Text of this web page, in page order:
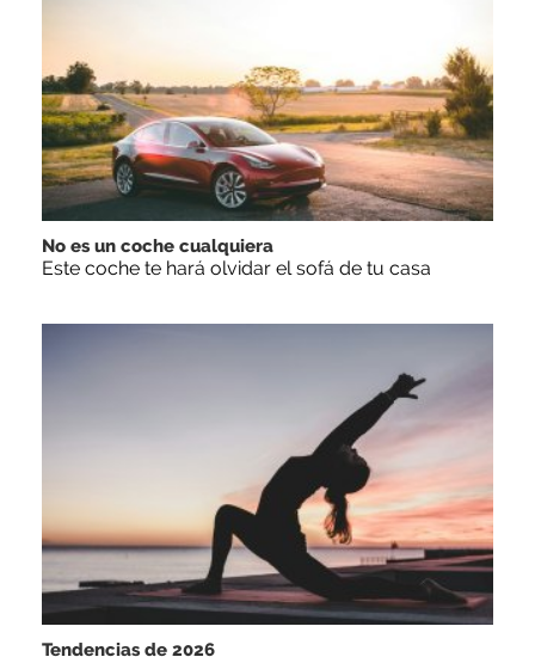
No es un coche cualquiera
Este coche te hará olvidar el sofá de tu casa
Tendencias de 2026